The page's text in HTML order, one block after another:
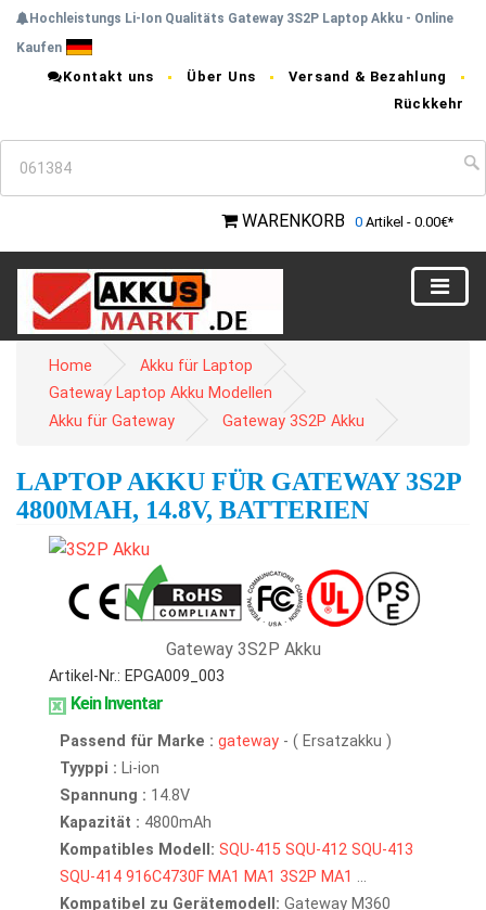
Hochleistungs Li-Ion Qualitäts Gateway 3S2P Laptop Akku - Online
Kaufen
Kontakt uns Über Uns
Versand & Bezahlung
Rückkehr
WARENKORB 0 Artikel - 0.00€*
Home
Akku für Laptop
Gateway Laptop Akku Modellen
Akku für Gateway
Gateway 3S2P Akku
LAPTOP AKKU FÜR GATEWAY 3S2P
4800MAH, 14.8V, BATTERIEN
Gateway 3S2P Akku
Artikel-Nr.: EPGA009_003
Kein Inventar
Passend für Marke : gateway - ( Ersatzakku )
Tyyppi : Li-ion
Spannung : 14.8V
Kapazität : 4800mAh
Kompatibles Modell: SQU-415 SQU-412 SQU-413
SQU-414 916C4730F MA1 MA1 3S2P MA1 ...
Kompatibel zu Gerätemodell: Gateway M360